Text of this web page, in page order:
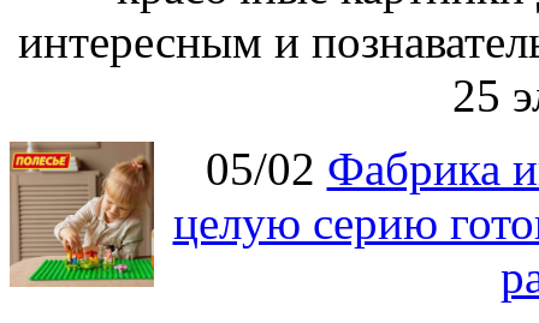
интересным и
25
05/02 Фабрика
целую серию